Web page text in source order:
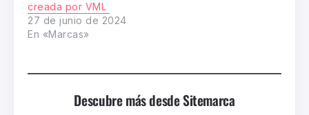
creada por VML
27 de junio de 2024
En «Marcas»
Descubre más desde Sitemarca